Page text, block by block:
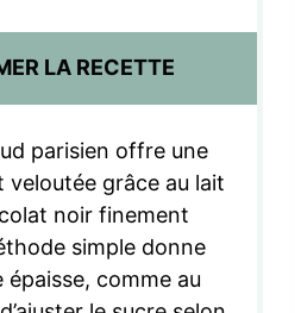
LA RECETTE
parisien offre une
veloutée grâce au lait
noir finement
simple donne
comme au